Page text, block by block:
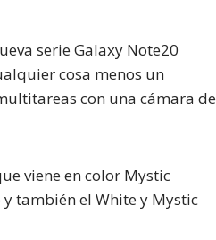
serie Galaxy Note20
cosa menos un
con una cámara de
viene en color Mystic
también el White y Mystic